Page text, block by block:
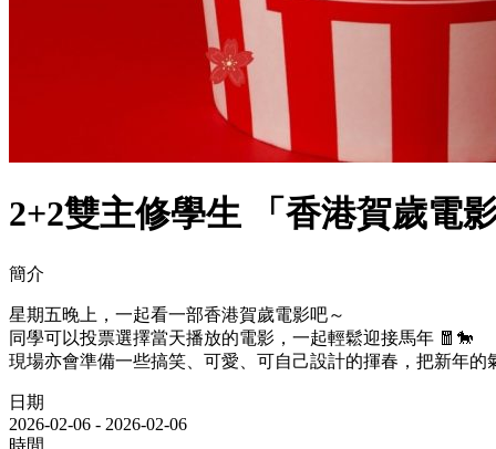
2+2雙主修學生 「香港賀歲電
簡介
星期五晚上，一起看一部香港賀歲電影吧～
同學可以投票選擇當天播放的電影，一起輕鬆迎接馬年 🧧🐎
現場亦會準備一些搞笑、可愛、可自己設計的揮春，把新年的
日期
2026-02-06 - 2026-02-06
時間